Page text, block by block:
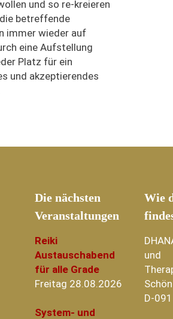
und so re-kreieren
betreffende
immer wieder auf
eine Aufstellung
Platz für ein
und akzeptierendes
Die nächsten
Veranstaltungen
Reiki
Austauschabend
für alle Grade
Freitag 28.08.2026
System- und
Wie
und
D-